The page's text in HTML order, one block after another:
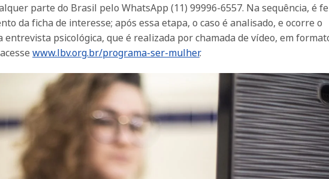
parte do Brasil pelo WhatsApp (11) 99996-6557. Na sequência, é
da ficha de interesse; após essa etapa, o caso é analisado, e ocorre o
psicológica, que é realizada por chamada de vídeo, em
www.lbv.org.br/programa-ser-mulher.